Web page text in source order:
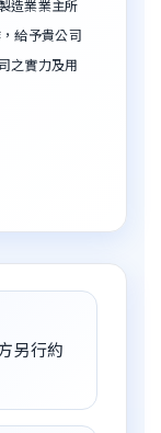
造業業主所
給予貴公司
之實力及用
另行約